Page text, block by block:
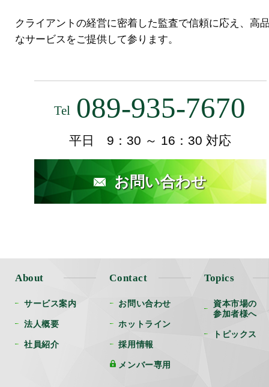
クライアントの経営に密着した監査で信頼に応え、高
なサービスをご提供して参ります。
Tel 089-935-7670
平日 9：30 ～ 16：30 対応
お問い合わせ
About
サービス案内
法人概要
社員紹介
Contact
お問い合わせ
ホットライン
採用情報
メンバー専用
Topics
資本市場の
参加者様へ
トピックス